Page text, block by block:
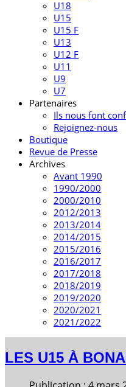
U18
U15
U15 F
U13
U12 F
U11
U9
U7
Partenaires
Ils nous font
Rejoignez-nous
Boutique
Revue de Presse
Archives
Avant 1990
1990/2000
2000/2010
2012/2013
2013/2014
2014/2015
2015/2016
2016/2017
2017/2018
2018/2019
2019/2020
2020/2021
2021/2022
LES U15 À